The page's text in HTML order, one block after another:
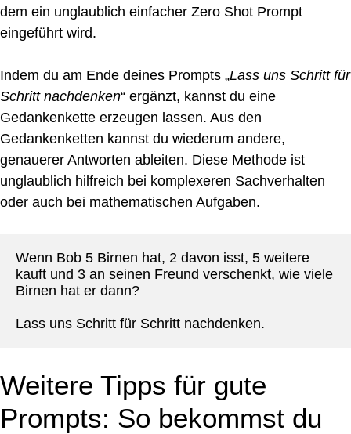
dem ein unglaublich einfacher Zero Shot Prompt
eingeführt wird.
Indem du am Ende deines Prompts „Lass uns Schritt für
Schritt nachdenken“ ergänzt, kannst du eine
Gedankenkette erzeugen lassen. Aus den
Gedankenketten kannst du wiederum andere,
genauerer Antworten ableiten. Diese Methode ist
unglaublich hilfreich bei komplexeren Sachverhalten
oder auch bei mathematischen Aufgaben.
Wenn Bob 5 Birnen hat, 2 davon isst, 5 weitere
kauft und 3 an seinen Freund verschenkt, wie viele
Birnen hat er dann?
Lass uns Schritt für Schritt nachdenken.
Weitere Tipps für gute
Prompts: So bekommst du